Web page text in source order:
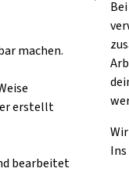
machen.
erstellt
bearbeitet